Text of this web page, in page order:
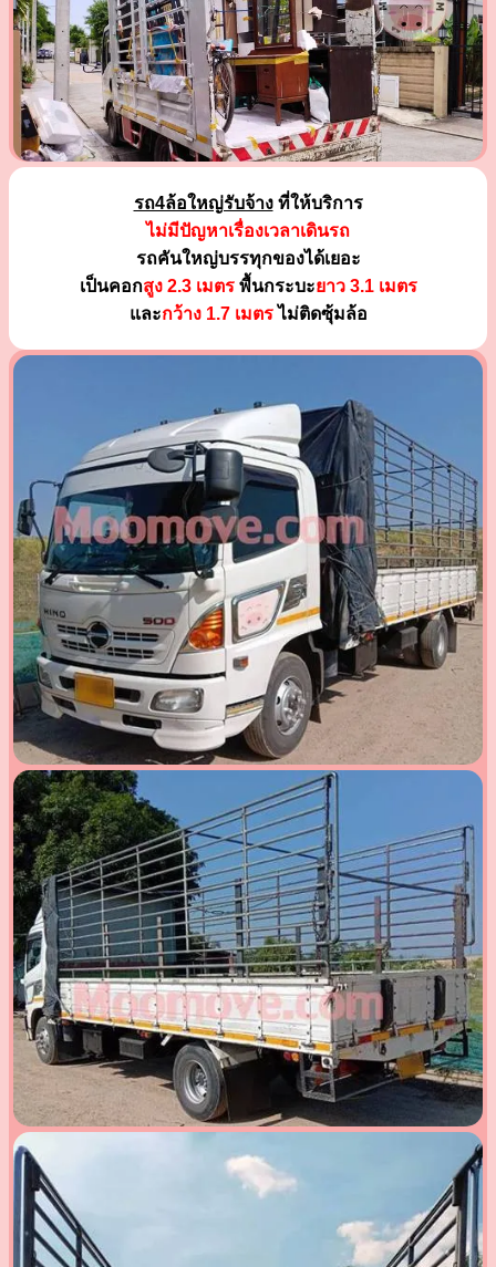
รถ4ล้อใหญ่รับจ้างที่ให้บริการ
ไม่มีปัญหาเรื่องเวลาเดินรถ
รถคันใหญ่บรรทุกของได้เยอะ
เป็นคอกสูง 2.3 เมตรพื้นกระบะยาว 3.1 เมตร
และกว้าง 1.7 เมตรไม่ติดซุ้มล้อ